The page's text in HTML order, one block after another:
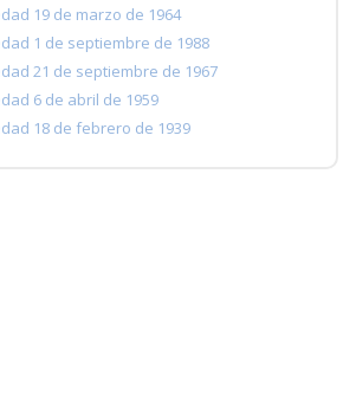
19 de marzo de 1964
1 de septiembre de 1988
21 de septiembre de 1967
6 de abril de 1959
18 de febrero de 1939